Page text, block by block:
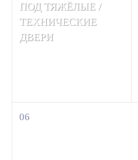
ПОД ТЯЖЁЛЫЕ /
ТЕХНИЧЕСКИЕ
ДВЕРИ
06